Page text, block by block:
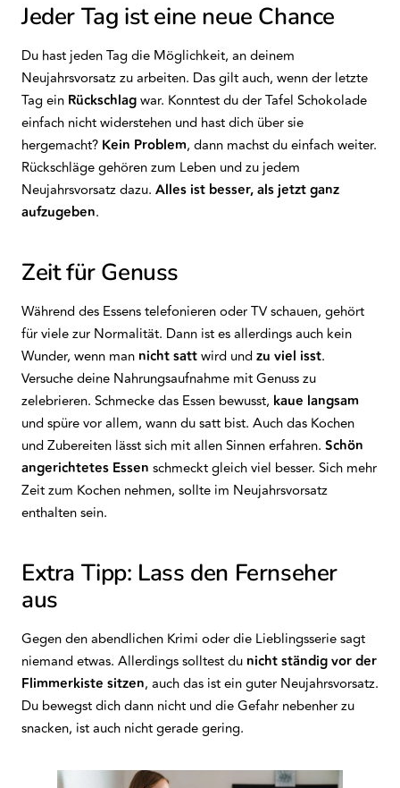
Jeder Tag ist eine neue Chance
Du hast jeden Tag die Möglichkeit, an deinem
Neujahrsvorsatz zu arbeiten. Das gilt auch, wenn der letzte
Tag ein Rückschlagwar. Konntest du der Tafel Schokolade
einfach nicht widerstehen und hast dich über sie
hergemacht? Kein Problem, dann machst du einfach weiter.
Rückschläge gehören zum Leben und zu jedem
Neujahrsvorsatz dazu. Alles ist besser, als jetzt ganz
aufzugeben.
Zeit für Genuss
Während des Essens telefonieren oder TV schauen, gehört
für viele zur Normalität. Dann ist es allerdings auch kein
Wunder, wenn man nichtsattwird undzu viel isst.
Versuche deine Nahrungsaufnahme mit Genuss zu
zelebrieren. Schmecke das Essen bewusst, kaue langsam
und spüre vor allem, wann du satt bist. Auch das Kochen
und Zubereiten lässt sich mit allen Sinnen erfahren. Schön
angerichtetes Essen schmeckt gleich viel besser. Sich mehr
Zeit zum Kochen nehmen, sollte im Neujahrsvorsatz
enthalten sein.
Extra Tipp: Lass den Fernseher
aus
Gegen den abendlichen Krimi oder die Lieblingsserie sagt
niemand etwas. Allerdings solltest du nicht ständig vor der
Flimmerkiste sitzen, auch das ist ein guter Neujahrsvorsatz.
Du bewegst dich dann nicht und die Gefahr nebenher zu
snacken, ist auch nicht gerade gering.